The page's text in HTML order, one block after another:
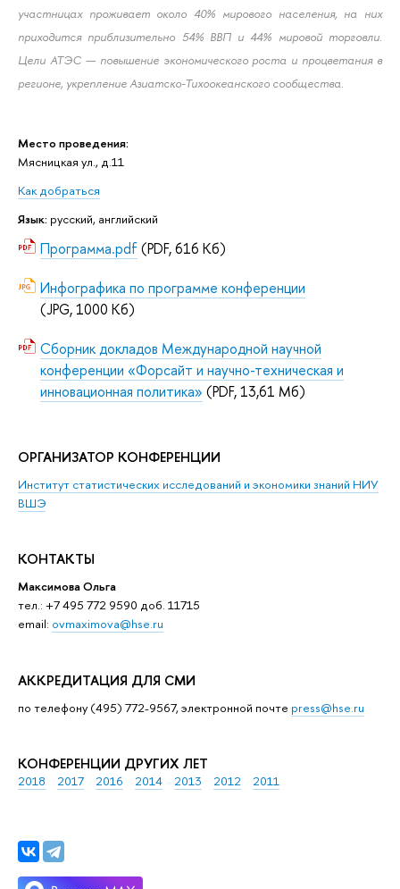
Место проведения:
Мясницкая ул., д.11
Как добраться
Язык: русский, английский
Программа.pdf(PDF, 616 Кб)
Инфографика по программе конференции
(JPG, 1000 Кб)
Сборник докладов Международной научной
конференции «Форсайт и научно-техническая и
инновационная политика» (PDF, 13,61 Мб)
ОРГАНИЗАТОР КОНФЕРЕНЦИИ
Институт статистических исследований и экономики знаний НИУ
ВШЭ
КОНТАКТЫ
Максимова Ольга
тел.: +7 495 772 9590 доб. 11715
email: ovmaximova@hse.ru
АККРЕДИТАЦИЯ ДЛЯ СМИ
по телефону (495) 772-9567, электронной почте press@hse.ru
КОНФЕРЕНЦИИ ДРУГИХ ЛЕТ
2018 2017 2016 2014 2013 2012 2011
участницах проживает около 40% мирового населения, на них
приходится приблизительно 54% ВВП и 44% мировой торговли.
Цели АТЭС — повышение экономического роста и процветания в
регионе, укрепление Азиатско-Тихоокеанского сообщества.